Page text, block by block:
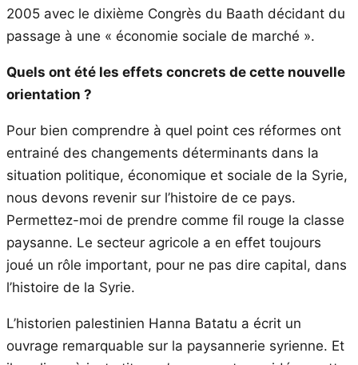
2005 avec le dixième Congrès du Baath décidant du
passage à une « économie sociale de marché ».
Quels ont été les effets concrets de cette nouvelle
orientation ?
Pour bien comprendre à quel point ces réformes ont
entrainé des changements déterminants dans la
situation politique, économique et sociale de la Syrie,
nous devons revenir sur l’histoire de ce pays.
Permettez-moi de prendre comme fil rouge la classe
paysanne. Le secteur agricole a en effet toujours
joué un rôle important, pour ne pas dire capital, dans
l’histoire de la Syrie.
L’historien palestinien Hanna Batatu a écrit un
ouvrage remarquable sur la paysannerie syrienne. Et